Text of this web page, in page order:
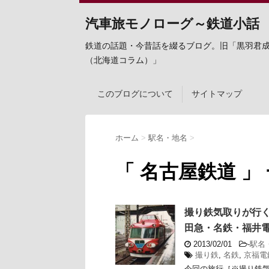
汽車旅モノローグ～鉄道小話
鉄道の話題・今昔話を綴るブログ。旧「黒羽君
（北海道コラム）」
このブログについて サイトマップ
ホーム > 駅名・地名 >
「 名古屋鉄道 」
撮り鉄気取りが行
田急・名鉄・福井
2013/02/01 -駅名
撮り鉄 名鉄 京福電